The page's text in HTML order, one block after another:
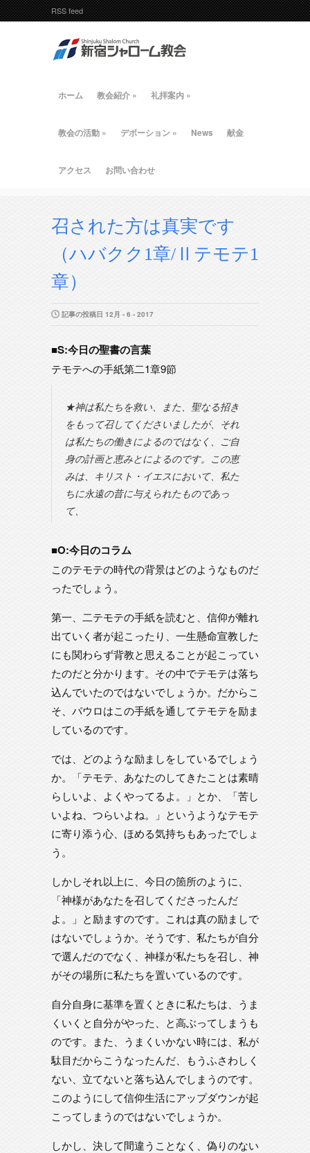
RSS feed
ホーム 教会紹介 » 礼拝案内 »
教会の活動 » デボーション » News 献金
アクセス お問い合わせ
召された方は真実です
（ハバクク1章/Ⅱテモテ1
章）
記事の投稿日 12月 - 6 - 2017
■S:今日の聖書の言葉
テモテへの手紙第二1章9節
★神は私たちを救い、また、聖なる招き
をもって召してくださいましたが、それ
は私たちの働きによるのではなく、ご自
身の計画と恵みとによるのです。この恵
みは、キリスト・イエスにおいて、私た
ちに永遠の昔に与えられたものであっ
て、
■O:今日のコラム
このテモテの時代の背景はどのようなものだ
ったでしょう。
第一、二テモテの手紙を読むと、信仰が離れ
出ていく者が起こったり、一生懸命宣教した
にも関わらず背教と思えることが起こってい
たのだと分かります。その中でテモテは落ち
込んでいたのではないでしょうか。だからこ
そ、パウロはこの手紙を通してテモテを励ま
しているのです。
では、どのような励ましをしているでしょう
か。「テモテ、あなたのしてきたことは素晴
らしいよ、よくやってるよ。」とか、「苦し
いよね、つらいよね。」というようなテモテ
に寄り添う心、ほめる気持ちもあったでしょ
う。
しかしそれ以上に、今日の箇所のように、
「神様があなたを召してくださったんだ
よ。」と励ますのです。これは真の励ましで
はないでしょうか。そうです、私たちが自分
で選んだのでなく、神様が私たちを召し、神
がその場所に私たちを置いているのです。
自分自身に基準を置くときに私たちは、うま
くいくと自分がやった、と高ぶってしまうも
のです。また、うまくいかない時には、私が
駄目だからこうなったんだ、もうふさわしく
ない、立てないと落ち込んでしまうのです。
このようにして信仰生活にアップダウンが起
こってしまうのではないでしょうか。
しかし、決して間違うことなく、偽りのない